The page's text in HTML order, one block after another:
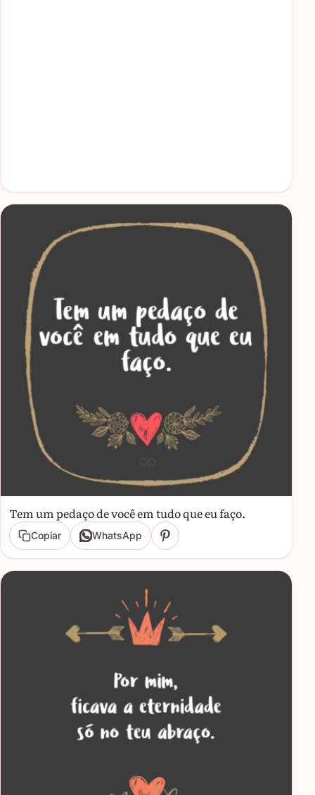
Tem um pedaço de você em tudo que eu faço.
Copiar WhatsApp